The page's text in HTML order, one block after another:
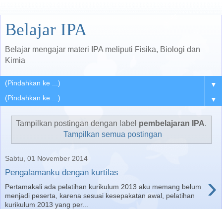
Belajar IPA
Belajar mengajar materi IPA meliputi Fisika, Biologi dan
Kimia
▼
▼
Tampilkan postingan dengan label pembelajaran IPA.
Tampilkan semua postingan
Sabtu, 01 November 2014
Pengalamanku dengan kurtilas ›
Pertamakali ada pelatihan kurikulum 2013 aku memang belum
menjadi peserta, karena sesuai kesepakatan awal, pelatihan
kurikulum 2013 yang per...